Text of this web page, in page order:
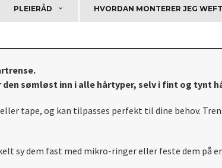
PLEIERÅD HVORDAN MONTERER JEG
sømløst inn i alle hårtyper, selv i fint og tynt
tape, og kan tilpasses perfekt til dine behov.
sy dem fast med mikro-ringer eller feste dem